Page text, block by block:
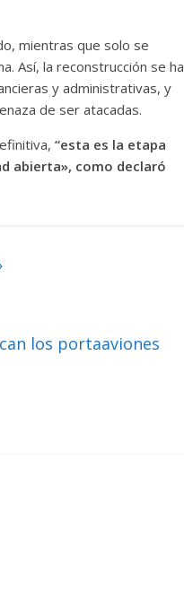
mientras que solo se
Así, la reconstrucción se ha
y administrativas, y
de ser atacadas.
“esta es la etapa
abierta», como declaró
los portaaviones